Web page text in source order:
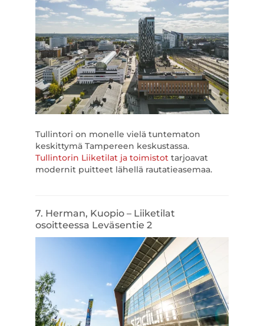
Tullintori on monelle vielä tuntematon
keskittymä Tampereen keskustassa.
Tullintorin Liiketilat ja toimistot tarjoavat
modernit puitteet lähellä rautatieasemaa.
7. Herman, Kuopio – Liiketilat
osoitteessa Leväsentie 2